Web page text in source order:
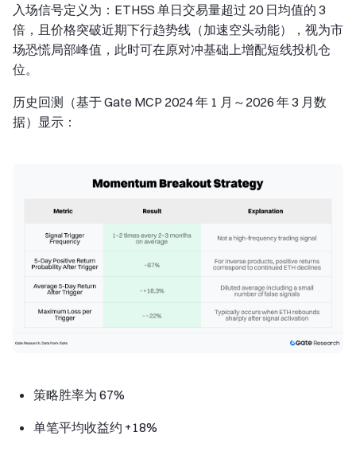
入场信号定义为：ETH5S 单日交易量超过 20 日均值的 3
倍，且价格突破近期下行趋势线（加速空头动能），视为市
场恐慌局部峰值，此时可在原对冲基础上增配短线投机仓
位。
历史回测（基于 Gate MCP 2024 年 1 月～2026 年 3 月数
据）显示：
策略胜率为 67%
单笔平均收益约 +18%